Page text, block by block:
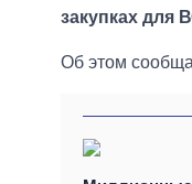
закупках для
Об этом